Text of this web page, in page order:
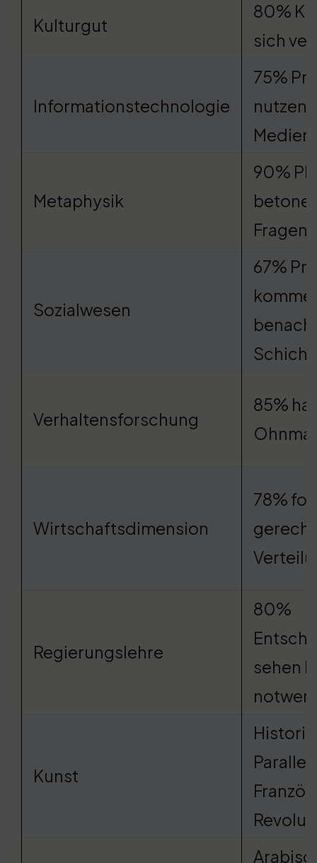
Kulturgut
80%
sich
Informationstechnologie
75%
nutzen
Medien
Metaphysik
90%
Fragen
Sozialwesen
67%
Verhaltensforschung
85%
Wirtschaftsdimension
78%
Regierungslehre
80%
sehen
Kunst